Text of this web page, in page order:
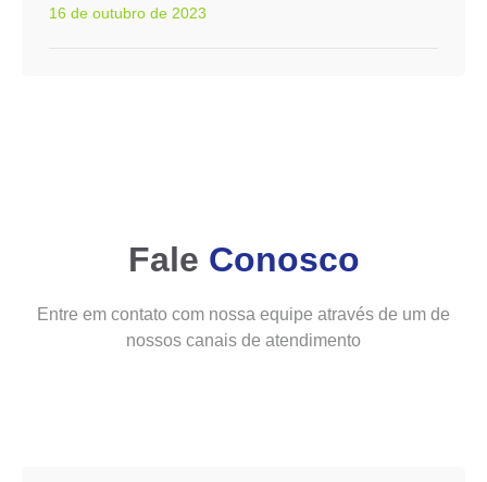
16 de outubro de 2023
Fale Conosco
Entre em contato com nossa equipe através de um de
nossos canais de atendimento